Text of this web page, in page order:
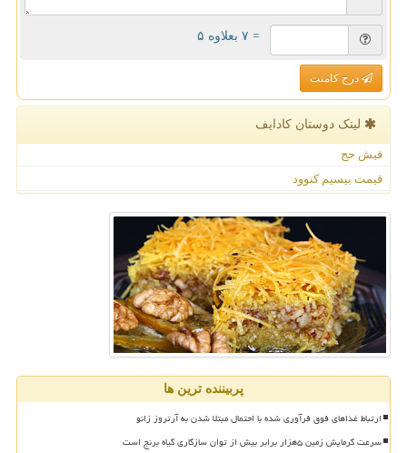
= ۷ بعلاوه ۵
درج کامنت
لینک دوستان كادایف
فیش حج
قیمت بیسیم کنوود
پربیننده ترین ها
ارتباط غذاهای فوق فرآوری شده با احتمال مبتلا شدن به آرتروز زانو
سرعت گرمایش زمین ۵هزار برابر بیش از توان سازگاری گیاه برنج است